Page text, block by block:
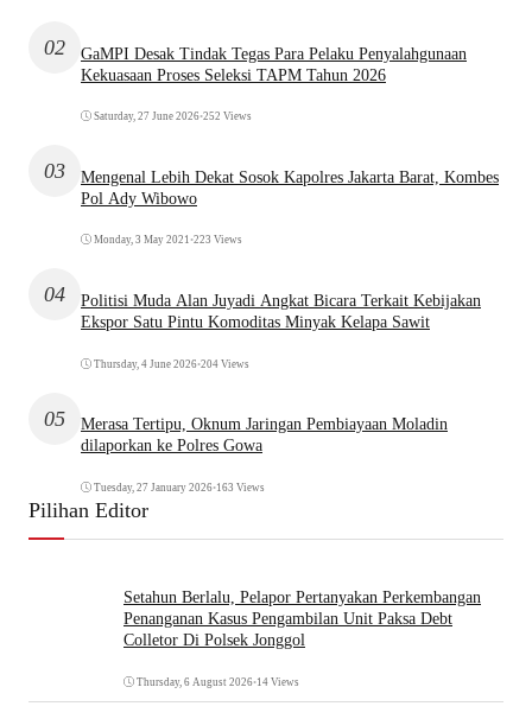
02
GaMPI Desak Tindak Tegas Para Pelaku Penyalahgunaan
Kekuasaan Proses Seleksi TAPM Tahun 2026
Saturday, 27 June 2026•252 Views
03
Mengenal Lebih Dekat Sosok Kapolres Jakarta Barat, Kombes
Pol Ady Wibowo
Monday, 3 May 2021 •223 Views
04
Politisi Muda Alan Juyadi Angkat Bicara Terkait Kebijakan
Ekspor Satu Pintu Komoditas Minyak Kelapa Sawit
Thursday, 4 June 2026•204 Views
05
Merasa Tertipu, Oknum Jaringan Pembiayaan Moladin
dilaporkan ke Polres Gowa
Tuesday, 27 January 2026•163 Views
Pilihan Editor
Setahun Berlalu, Pelapor Pertanyakan Perkembangan
Penanganan Kasus Pengambilan Unit Paksa Debt
Colletor Di Polsek Jonggol
Thursday, 6 August 2026•14 Views